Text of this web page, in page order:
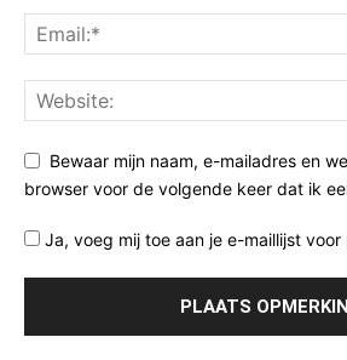
Bewaar mijn naam, e-mailadres en
browser voor de volgende keer dat ik
Ja, voeg mij toe aan je e-maillijst